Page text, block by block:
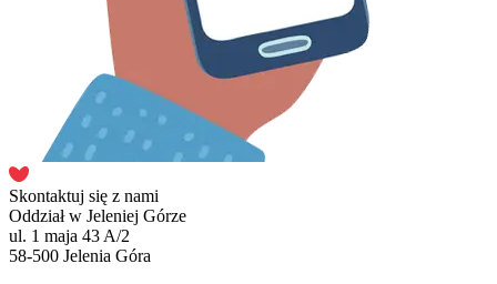
Skontaktuj się z nami
Oddział w Jeleniej Górze
ul. 1 maja 43 A/2
58-500 Jelenia Góra